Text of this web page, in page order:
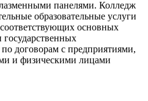
панелями. Колледж
образовательные услуги
основных
по договорам с предприятиями,
и физическими лицами